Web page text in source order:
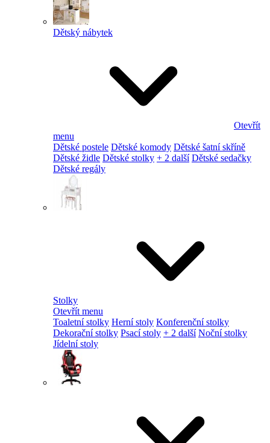
Dětský nábytek
Otevřít
menu
Dětské postele Dětské komody Dětské šatní skříně
Dětské židle Dětské stolky + 2 další Dětské sedačky
Dětské regály
Stolky
Otevřít menu
Toaletní stolky Herní stoly Konferenční stolky
Dekorační stolky Psací stoly + 2 další Noční stolky
Jídelní stoly